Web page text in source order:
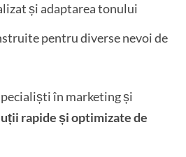
și adaptarea tonului
pentru diverse nevoi de
în marketing și
rapide și optimizate de